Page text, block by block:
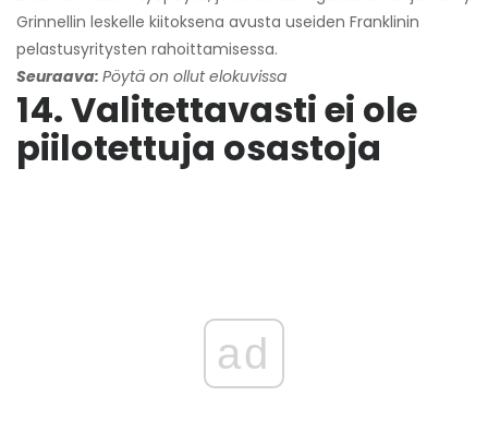
Grinnellin leskelle kiitoksena avusta useiden Franklinin
pelastusyritysten rahoittamisessa.
Seuraava: Pöytä on ollut elokuvissa
14. Valitettavasti ei ole
piilotettuja osastoja
ad